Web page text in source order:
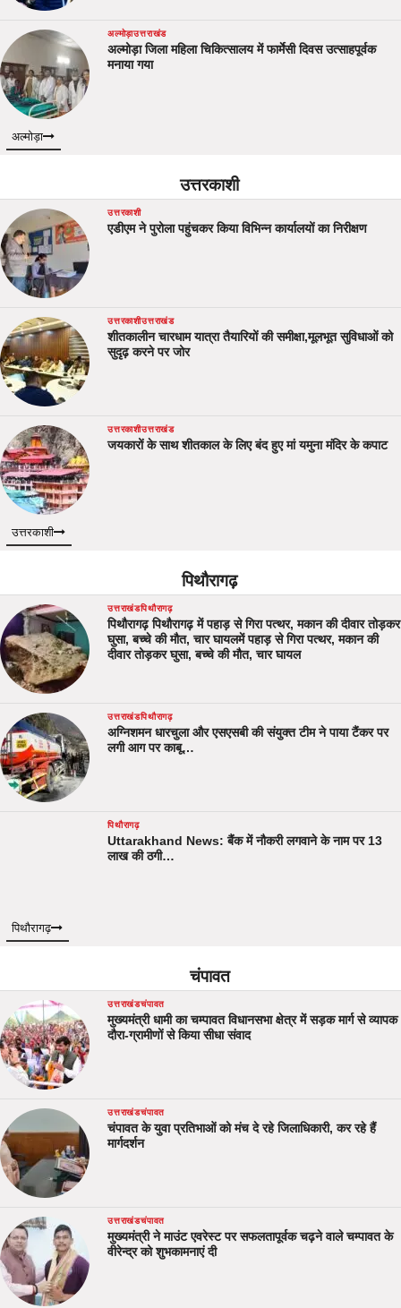
अल्मोड़ाउत्तराखंड
अल्मोड़ा जिला महिला चिकित्सालय में फार्मेसी दिवस उत्साहपूर्वक
मनाया गया
अल्मोड़ा
उत्तरकाशी
उत्तरकाशी
एडीएम ने पुरोला पहुंचकर किया विभिन्न कार्यालयों का निरीक्षण
उत्तरकाशीउत्तराखंड
शीतकालीन चारधाम यात्रा तैयारियों की समीक्षा,मूलभूत सुविधाओं को
सुदृढ़ करने पर जोर
उत्तरकाशीउत्तराखंड
जयकारों के साथ शीतकाल के लिए बंद हुए मां यमुना मंदिर के कपाट
उत्तरकाशी
पिथौरागढ़
उत्तराखंडपिथौरागढ़
पिथौरागढ़ पिथौरागढ़ में पहाड़ से गिरा पत्थर, मकान की दीवार तोड़कर
घुसा, बच्चे की मौत, चार घायलमें पहाड़ से गिरा पत्थर, मकान की
दीवार तोड़कर घुसा, बच्चे की मौत, चार घायल
उत्तराखंडपिथौरागढ़
अग्निशमन धारचुला और एसएसबी की संयुक्त टीम ने पाया टैंकर पर
लगी आग पर काबू…
पिथौरागढ़
Uttarakhand News: बैंक में नौकरी लगवाने के नाम पर 13
लाख की ठगी…
पिथौरागढ़
चंपावत
उत्तराखंडचंपावत
मुख्यमंत्री धामी का चम्पावत विधानसभा क्षेत्र में सड़क मार्ग से व्यापक
दौरा-ग्रामीणों से किया सीधा संवाद
उत्तराखंडचंपावत
चंपावत के युवा प्रतिभाओं को मंच दे रहे जिलाधिकारी, कर रहे हैं
मार्गदर्शन
उत्तराखंडचंपावत
मुख्यमंत्री ने माउंट एवरेस्ट पर सफलतापूर्वक चढ़ने वाले चम्पावत के
वीरेन्द्र को शुभकामनाएं दी